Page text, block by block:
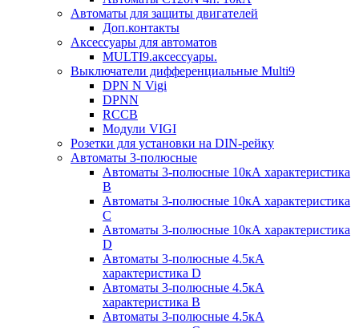
Автоматы для защиты двигателей
Доп.контакты
Аксессуары для автоматов
MULTI9.аксессуары.
Выключатели дифференциальные Multi9
DPN N Vigi
DPNN
RCCB
Модули VIGI
Розетки для установки на DIN-рейку
Автоматы 3-полюсные
Автоматы 3-полюсные 10кА характеристика
B
Автоматы 3-полюсные 10кА характеристика
C
Автоматы 3-полюсные 10кА характеристика
D
Автоматы 3-полюсные 4.5кА
характеристика D
Автоматы 3-полюсные 4.5кА
характеристика В
Автоматы 3-полюсные 4.5кА